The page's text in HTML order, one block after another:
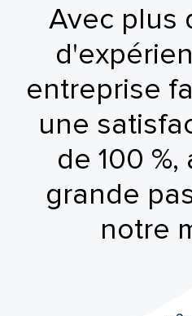
Avec plus
entreprise
une
de 100
grande
notre